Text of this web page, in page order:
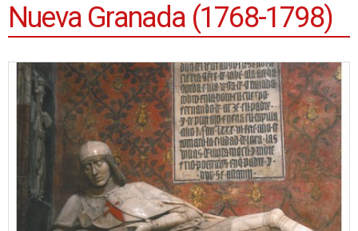
Nueva Granada (1768-1798)